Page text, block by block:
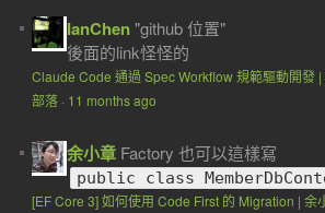
IanChen"github 位置"
後面的link怪怪的
Claude Code 通過 Spec Workflow 規範驅動開發
部落· 11 months ago
余小章 Factory 也可以這樣寫
public class
[EF Core 3] 如何使用 Code First 的 Migration | 余